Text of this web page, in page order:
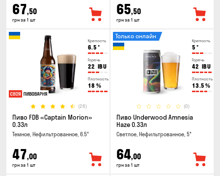
67,50
грн за 1 шт
65,50
грн за 1 шт
Крепость
6.5 °
Горечь
22 IBU
Плотность
18 %
(26)
Пиво FDB «Captain Morion»
0.33л
Темное, Нефильтрованное, 6.5°
47,00
грн за 1 шт
Крепость
5 °
Горечь
42 IBU
Плотность
13.5 %
(0)
Только онлайн
Пиво Underwood Amnesia
Haze 0.33л
Светлое, Нефильтрованное, 5°
64,00
грн за 1 шт